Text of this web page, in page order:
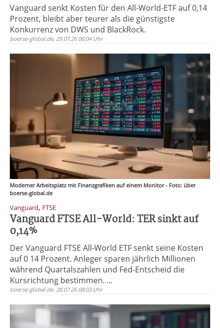
Vanguard senkt Kosten für den All-World-ETF auf 0,14
Prozent, bleibt aber teurer als die günstigste
Konkurrenz von DWS und BlackRock.
boerse-global.de, 29.07.26 06:04 Uhr
Moderner Arbeitsplatz mit Finanzgrafiken auf einem Monitor - Foto: über
boerse-global.de
Vanguard, FTSE
Vanguard FTSE All-World: TER sinkt auf
0,14%
Der Vanguard FTSE All-World ETF senkt seine Kosten
auf 0 14 Prozent. Anleger sparen jährlich Millionen
während Quartalszahlen und Fed-Entscheid die
Kursrichtung bestimmen. ...
boerse-global.de, 28.07.26 08:03 Uhr